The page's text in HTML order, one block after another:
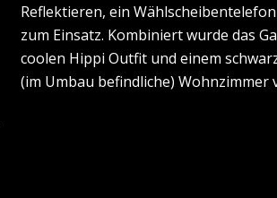
Reflektieren, ein
zum Einsatz. Kombiniert wurde das
coolen Hippi Outfit und einem
(im Umbau befindliche) Wohnzimmer